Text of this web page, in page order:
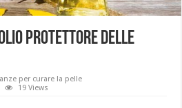
protettore delle
per curare la pelle
19 Views